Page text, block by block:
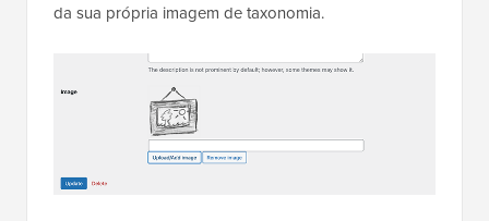
da sua própria imagem de taxonomia.